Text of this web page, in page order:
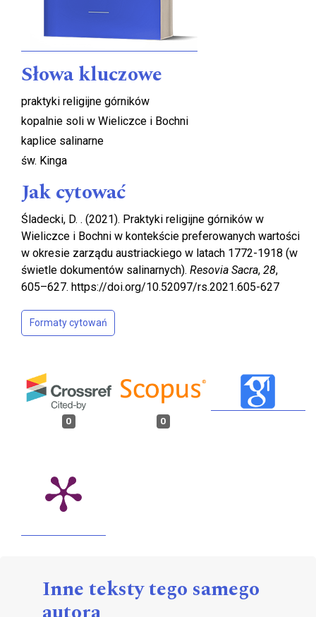
Słowa kluczowe
praktyki religijne górników
kopalnie soli w Wieliczce i Bochni
kaplice salinarne
św. Kinga
Jak cytować
Śladecki, D. . (2021). Praktyki religijne górników w
Wieliczce i Bochni w kontekście preferowanych wartości
w okresie zarządu austriackiego w latach 1772-1918 (w
świetle dokumentów salinarnych). Resovia Sacra, 28,
605–627. https://doi.org/10.52097/rs.2021.605-627
Formaty cytowań
0 0
Inne teksty tego samego